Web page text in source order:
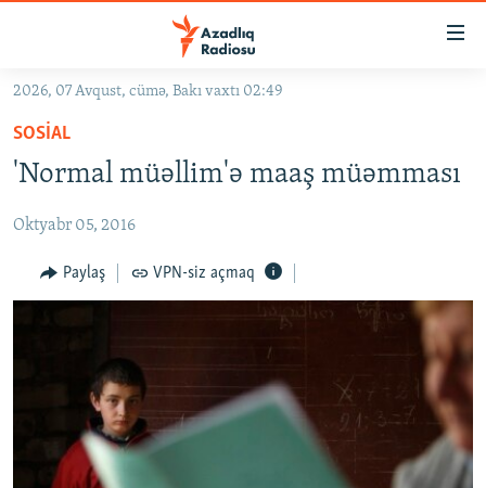
Əsas
qayıt
Əsas
qayıt
GÜNDƏM
#ƏSLINDƏ
FƏRQƏ BAX
MULTIMEDIA
FOTOQALEREYA
RADIO ARXIV
OXU ZALI
HAQQIMIZDA
2026, 07 Avqust, cümə, Bakı vaxtı 02:49
SOSIAL
'Normal müəllim'ə maaş müəmması
Oktyabr 05, 2016
Paylaş VPN-siz açmaq